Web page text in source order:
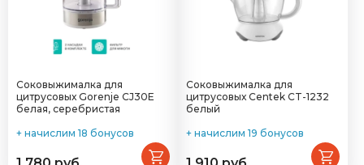
Соковыжималка для
цитрусовых Gorenje CJ30E
белая, серебристая
+ начислим 18 бонусов
Соковыжималка для
цитрусовых Centek CT-1232
белый
+ начислим 19 бонусов